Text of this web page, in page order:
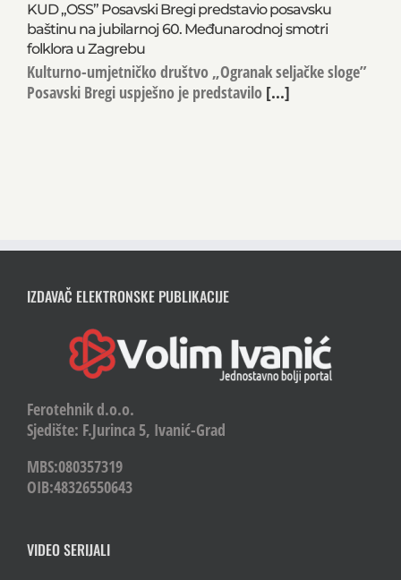
KUD „OSS” Posavski Bregi predstavio posavsku
baštinu na jubilarnoj 60. Međunarodnoj smotri
folklora u Zagrebu
Kulturno-umjetničko društvo „Ogranak seljačke sloge”
Posavski Bregi uspješno je predstavilo [...]
IZDAVAČ ELEKTRONSKE PUBLIKACIJE
Ferotehnik d.o.o.
Sjedište: F.Jurinca 5, Ivanić-Grad
MBS:080357319
OIB:48326550643
VIDEO SERIJALI